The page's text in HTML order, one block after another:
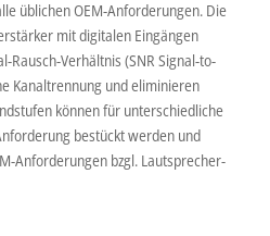
üblichen OEM-Anforderungen. Die
mit digitalen Eingängen
Rausch-Verhältnis (SNR Signal-to-
Kanaltrennung und eliminieren
können für unterschiedliche
bestückt werden und
Anforderungen bzgl. Lautsprecher-